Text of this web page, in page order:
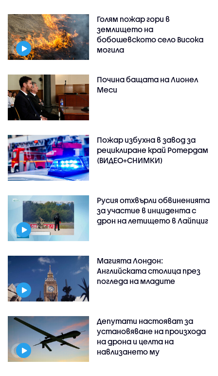
Голям пожар гори в
землището на
бобошевското село Висока
могила
Почина бащата на Лионел
Меси
Пожар избухна в завод за
рециклиране край Ротердам
(ВИДЕО+СНИМКИ)
Русия отхвърли обвиненията
за участие в инцидента с
дрон на летището в Лайпциг
Магията Лондон:
Английската столица през
погледа на младите
Депутати настояват за
установяване на произхода
на дрона и целта на
навлизането му